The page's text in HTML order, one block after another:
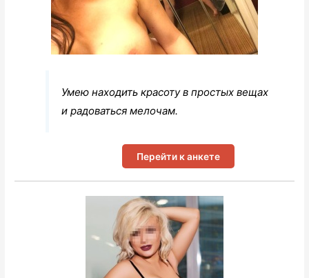
Умею находить красоту в простых вещах
и радоваться мелочам.
Перейти к анкете